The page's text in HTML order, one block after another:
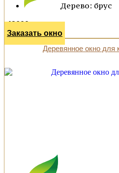
Дерево: брус
42600 р.
Заказать окно
Деревянное окно для